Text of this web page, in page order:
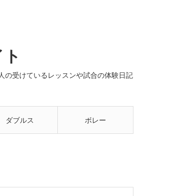
受けているレッスンや試合の体験日記
ダブルス ボレー